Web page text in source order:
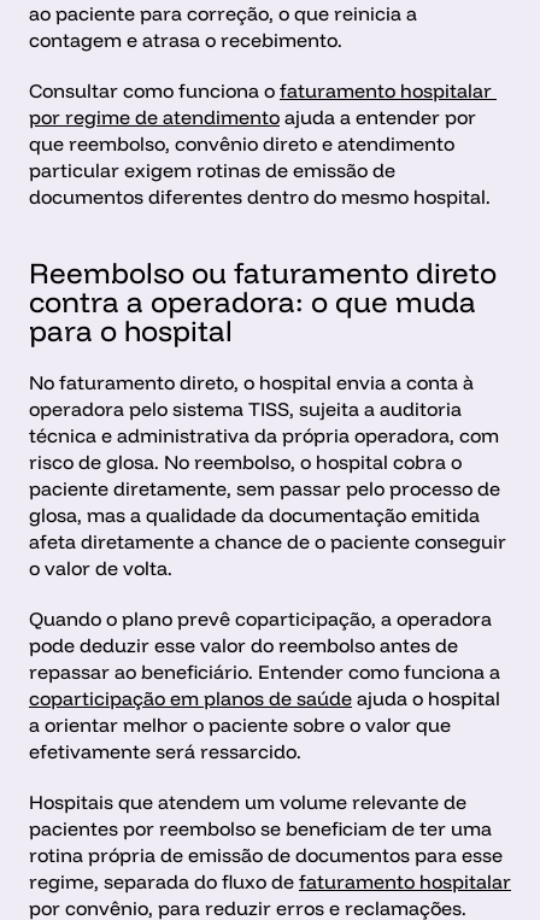
ao paciente para correção, o que reinicia a
contagem e atrasa o recebimento.
Consultar como funciona o faturamento hospitalar
por regime de atendimento ajuda a entender por
que reembolso, convênio direto e atendimento
particular exigem rotinas de emissão de
documentos diferentes dentro do mesmo hospital.
Reembolso ou faturamento direto
contra a operadora: o que muda
para o hospital
No faturamento direto, o hospital envia a conta à
operadora pelo sistema TISS, sujeita a auditoria
técnica e administrativa da própria operadora, com
risco de glosa. No reembolso, o hospital cobra o
paciente diretamente, sem passar pelo processo de
glosa, mas a qualidade da documentação emitida
afeta diretamente a chance de o paciente conseguir
o valor de volta.
Quando o plano prevê coparticipação, a operadora
pode deduzir esse valor do reembolso antes de
coparticipação em planos de saúde ajuda o hospital
a orientar melhor o paciente sobre o valor que
efetivamente será ressarcido.
Hospitais que atendem um volume relevante de
pacientes por reembolso se beneficiam de ter uma
rotina própria de emissão de documentos para esse
regime, separada do fluxo de faturamento hospitalar
por convênio, para reduzir erros e reclamações.